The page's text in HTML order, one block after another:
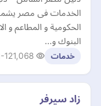
الخدمات فى مصر يشمل
الحكومية و المطاعم و
البنوك و…
خدمات 12
زاد سيرفر